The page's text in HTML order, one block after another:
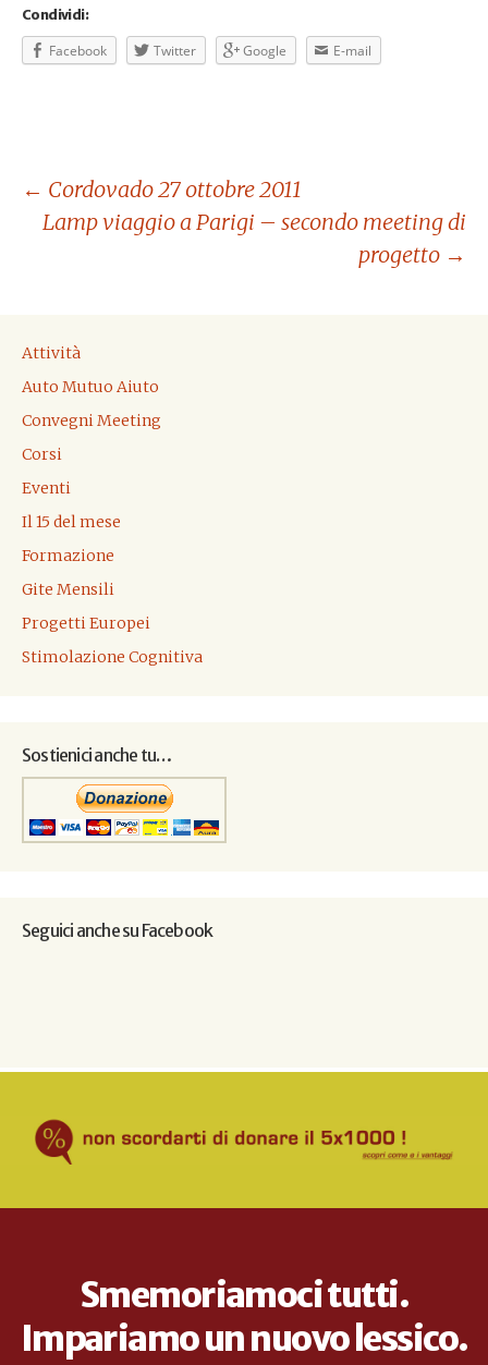
Condividi:
Facebook Twitter Google E-mail
Navigazione
← Cordovado 27 ottobre 2011
Lamp viaggio a Parigi – secondo meeting di
progetto →
Attività
Auto Mutuo Aiuto
Convegni Meeting
Corsi
Eventi
Il 15 del mese
Formazione
Gite Mensili
Progetti Europei
Stimolazione Cognitiva
Sostienici anche tu…
Seguici anche su Facebook
Smemoriamoci tutti.
Impariamo un nuovo lessico.